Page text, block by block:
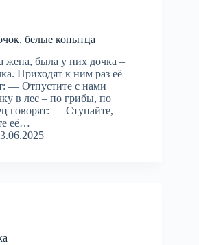
белые копытца
была у них дочка –
Приходят к ним раз её
— Отпустите с нами
в лес – по грибы, по
говорят: — Ступайте,
её…